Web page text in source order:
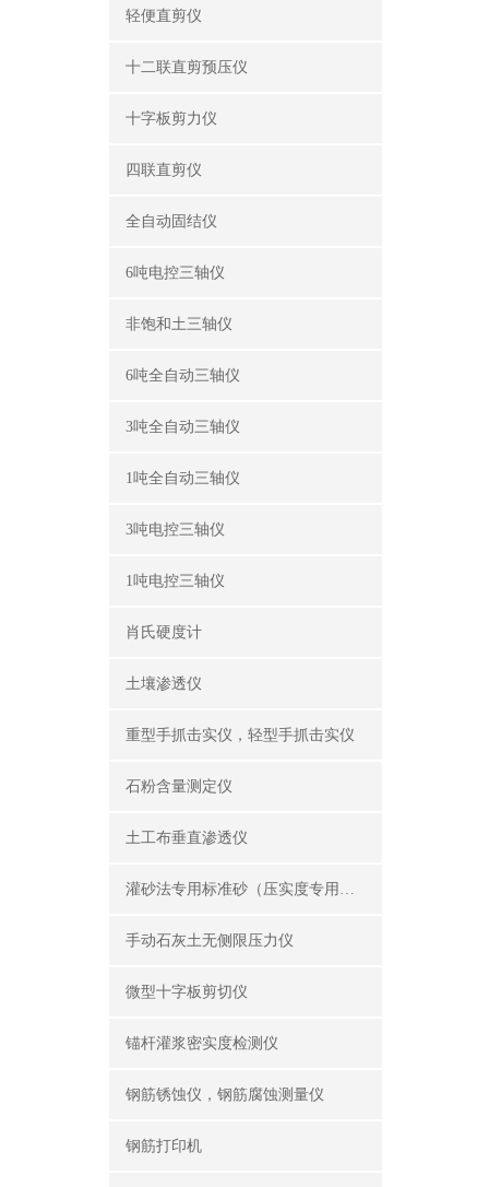
轻便直剪仪
十二联直剪预压仪
十字板剪力仪
四联直剪仪
全自动固结仪
6吨电控三轴仪
非饱和土三轴仪
6吨全自动三轴仪
3吨全自动三轴仪
1吨全自动三轴仪
3吨电控三轴仪
1吨电控三轴仪
肖氏硬度计
土壤渗透仪
重型手抓击实仪，轻型手抓击实仪
石粉含量测定仪
土工布垂直渗透仪
灌砂法专用标准砂（压实度专用砂）
手动石灰土无侧限压力仪
微型十字板剪切仪
锚杆灌浆密实度检测仪
钢筋锈蚀仪，钢筋腐蚀测量仪
钢筋打印机